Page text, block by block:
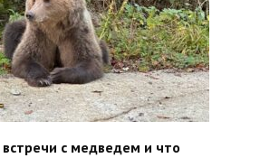
с медведем и что